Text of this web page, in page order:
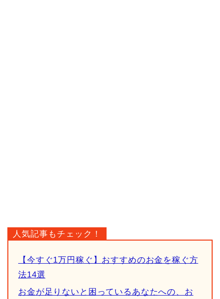
人気記事もチェック！
【今すぐ1万円稼ぐ】おすすめのお金を稼ぐ方
法14選
お金が足りないと困っているあなたへの、お